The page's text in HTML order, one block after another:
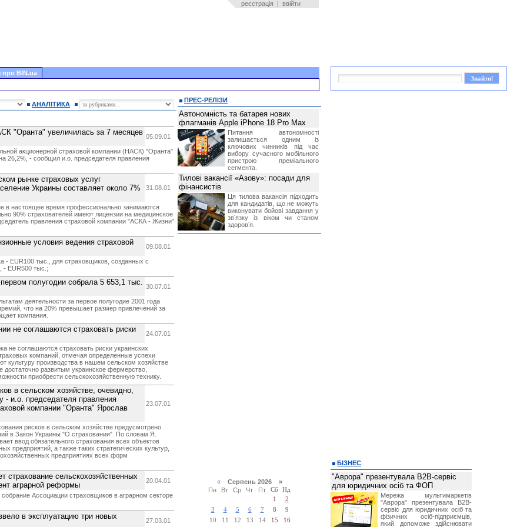
реєстрація | ввійти
про BIN.ua
АНАЛІТИКА
"Оранта" увеличилась за 7 месяцев 05.09.01
акционерной страховой компании (НАСК) "Оранта"
26,2%, - сообщил и.о. председателя правления
рынке страховых услуг
Украины составляет около 7%
31.08.01
в настоящее время профессионально занимаются
90% страхователей имеют лицензии на медицинское
правления страховой компании "АСКА - Жизни"
условия ведения страховой 09.08.01
EUR100 тыс., для страховщиков, созданных с
- EUR500 тыс.;
полугодии собрала 5 653,1 тыс. 30.07.01
деятельности за первое полугодие 2001 года
что на 20% превышает размер привлечений за
компания.
не соглашаются страховать риски 24.07.01
не соглашаются страховать риски украинских
компаний, отмечая определенные успехи
культуру производства в нашем сельском хозяйстве
развитым украинское фермерство,
приобрести сельскохозяйственную технику.
в сельском хозяйстве, очевидно,
- и.о. председателя правления
компании "Оранта" Ярослав
23.07.01
рисков в сельском хозяйстве предусмотрено
в Закон Украины "О страховании". По словам Я.
ввод обязательного страхования всех объектов
предприятий, а также таких стратегических культур,
предприятиях всех форм
страхование сельскохозяйственных
аграрной реформы
20.04.01
Ассоциации страховщиков в аграрном секторе
в эксплуатацию три новых 27.03.01
ПРЕС-РЕЛІЗИ
Автономність та батарея нових
флагманів Apple iPhone 18 Pro Max
Питання автономності
залишається одним із
ключових чинників під час
вибору сучасного мобільного
пристрою преміального
сегмента.
Тилові вакансії «Азову»: посади для
фінансистів
Ця тилова вакансія підходить
для кандидатів, що не можуть
виконувати бойові завдання у
звʼязку із віком чи станом
здоровʼя.
«Серпень 2026 »
Пн
Вт Ср Чт Пт Сб
Нд
1
2
3
4 5 6 7 8
9
10
11 12 13 14 15 16
БІЗНЕС
"Аврора" презентувала B2B-сервіс
для юридичних осіб та ФОП
Мережа мультимаркетів
"Аврора" презентувала B2B-
сервіс для юридичних осіб та
фізичних осіб-підприємців,
який допоможе здійснювати